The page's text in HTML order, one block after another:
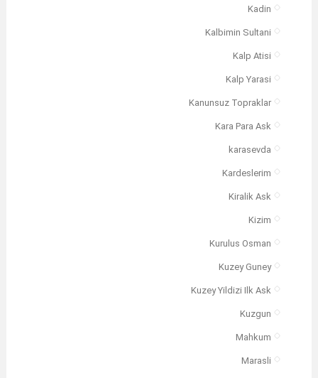
Kadin
Kalbimin Sultani
Kalp Atisi
Kalp Yarasi
Kanunsuz Topraklar
Kara Para Ask
karasevda
Kardeslerim
Kiralik Ask
Kizim
Kurulus Osman
Kuzey Guney
Kuzey Yildizi Ilk Ask
Kuzgun
Mahkum
Marasli